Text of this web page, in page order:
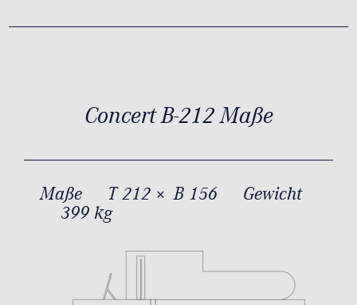
Concert B-212 Maße
Maße T 212 × B 156
Gewicht
399 kg